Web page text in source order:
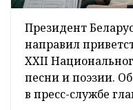
Президент
направил
XXII
песни и поэзии.
в пресс-службе